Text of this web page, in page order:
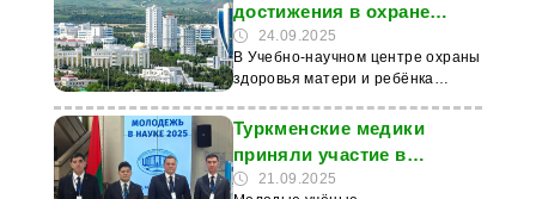
достижения в охране
здоровья матери и
ребенка
24.09.2025
В Учебно-научном центре охраны
здоровья матери и ребёнка
университета имени Мырата
Гаррыева прошла научно-
практическая конференция.
Врачи, учёные, преподаватели и
Туркменские медики
приняли участие в
научном форуме в
21.09.2025